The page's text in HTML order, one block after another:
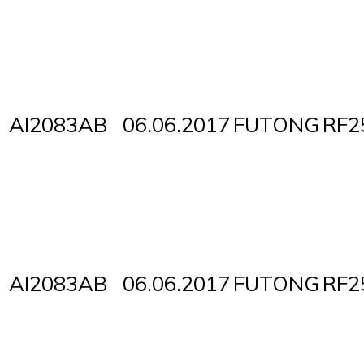
AI2083AB 06.06.2017 FUTONG
AI2083AB 06.06.2017 FUTONG